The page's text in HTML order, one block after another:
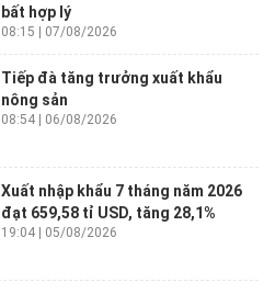
bất hợp lý
08:15 | 07/08/2026
Tiếp đà tăng trưởng xuất khẩu
nông sản
08:54 | 06/08/2026
Xuất nhập khẩu 7 tháng năm 2026
đạt 659,58 tỉ USD, tăng 28,1%
19:04 | 05/08/2026